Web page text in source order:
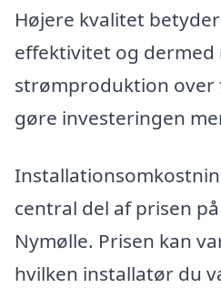
Højere kvalitet
effektivitet og dermed
strømproduktion over
gøre investeringen
central del af prisen
Nymølle. Prisen kan
hvilken installatør du